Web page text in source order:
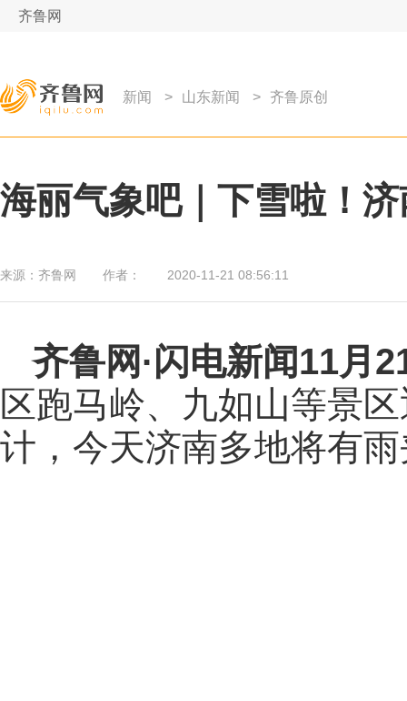
齐鲁网
新闻 > 山东新闻 > 齐鲁原创
海丽气象吧｜下雪啦！
来源： 齐鲁网 作者： 2020-11-21 08:56:11
齐鲁网 ·闪电新闻11月
区跑马岭、九如山等景
计，今天济南多地将有